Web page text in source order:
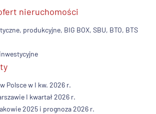
nieruchomości
produkcyjne, BIG BOX, SBU, BTO, BTS
Polsce w I kw. 2026 r.
I kwartał 2026 r.
2025 i prognoza 2026 r.